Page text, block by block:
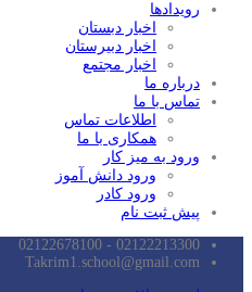
رویدادها
اخبار دبستان
اخبار دبیرستان
اخبار مجتمع
درباره ما
تماس با ما
اطلاعات تماس
همکاری با ما
ورود به میز کار
ورود دانش آموز
ورود کادر
پیش ثبت نام
02122213300 - 02122678100
Takrim1.school@gmail.com